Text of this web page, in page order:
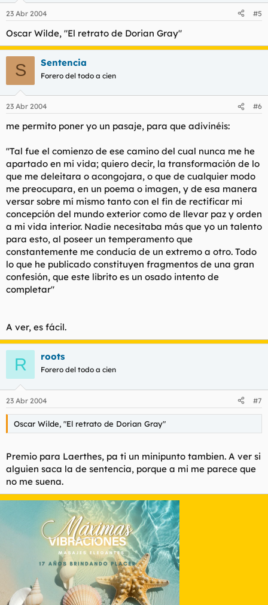
23 Abr 2004 #5
Oscar Wilde, "El retrato de Dorian Gray"
S Sentencia
Forero del todo a cien
23 Abr 2004 #6
me permito poner yo un pasaje, para que adivinéis:
"Tal fue el comienzo de ese camino del cual nunca me he
apartado en mi vida; quiero decir, la transformación de lo
que me deleitara o acongojara, o que de cualquier modo
me preocupara, en un poema o imagen, y de esa manera
versar sobre mí mismo tanto con el fin de rectificar mi
concepción del mundo exterior como de llevar paz y orden
a mi vida interior. Nadie necesitaba más que yo un talento
para esto, al poseer un temperamento que
constantemente me conducía de un extremo a otro. Todo
lo que he publicado constituyen fragmentos de una gran
confesión, que este librito es un osado intento de
completar"
A ver, es fácil.
R roots
Forero del todo a cien
23 Abr 2004 #7
Oscar Wilde, "El retrato de Dorian Gray"
Premio para Laerthes, pa ti un minipunto tambien. A ver si
alguien saca la de sentencia, porque a mi me parece que
no me suena.